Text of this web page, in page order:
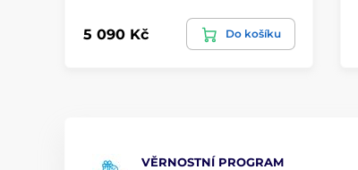
5 090 Kč Do košíku
VĚRNOSTNÍ PROGRAM